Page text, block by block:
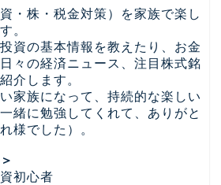
・株・税金対策）を家族で楽し
。
資の基本情報を教えたり、お金
々の経済ニュース、注目株式銘
介します。
家族になって、持続的な楽しい
緒に勉強してくれて、ありがと
様でした）。
初心者